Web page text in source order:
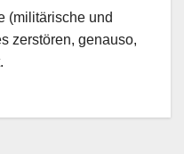
(militärische und
zerstören, genauso,